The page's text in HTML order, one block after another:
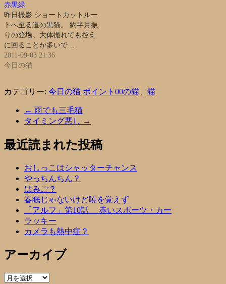
赤黒緑
昨日撮影 ショートカットルー
トへ至る道の黒猫。 約半月振
りの登場。大体撮れても控え
に回ることが多いで…
2011-09-03 21:36
今日の猫
カテゴリー: 今日の猫 ポイント00の猫 猫
← 雨でも三毛猫
タイミング悪し →
最近読まれた投稿
おしっこはシャッターチャンス
やっちんちん？
はみご？
春眠じゃないけど暁を覚えず
「アルフ」第10話 赤いスポーツ・カー
ラッキー
カメラも熱中症？
アーカイブ
ア